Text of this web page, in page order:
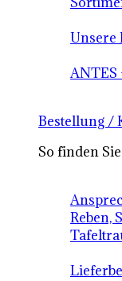
Unsere
ANTES
Bestellung /
So finden
Reben,